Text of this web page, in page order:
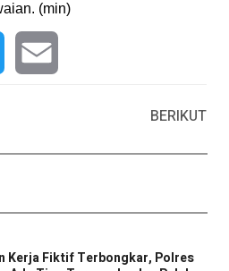
(min)
BERIKUT
Kerja Fiktif Terbongkar, Polres